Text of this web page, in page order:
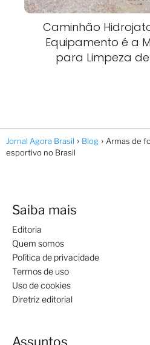
Caminhão
Equipamento é a
para Limpeza
Jornal Agora Brasil Blog
Armas de
esportivo no Brasil
Saiba mais
Editoria
Quem somos
Política de privacidade
Termos de uso
Uso de cookies
Diretriz editorial
Assuntos